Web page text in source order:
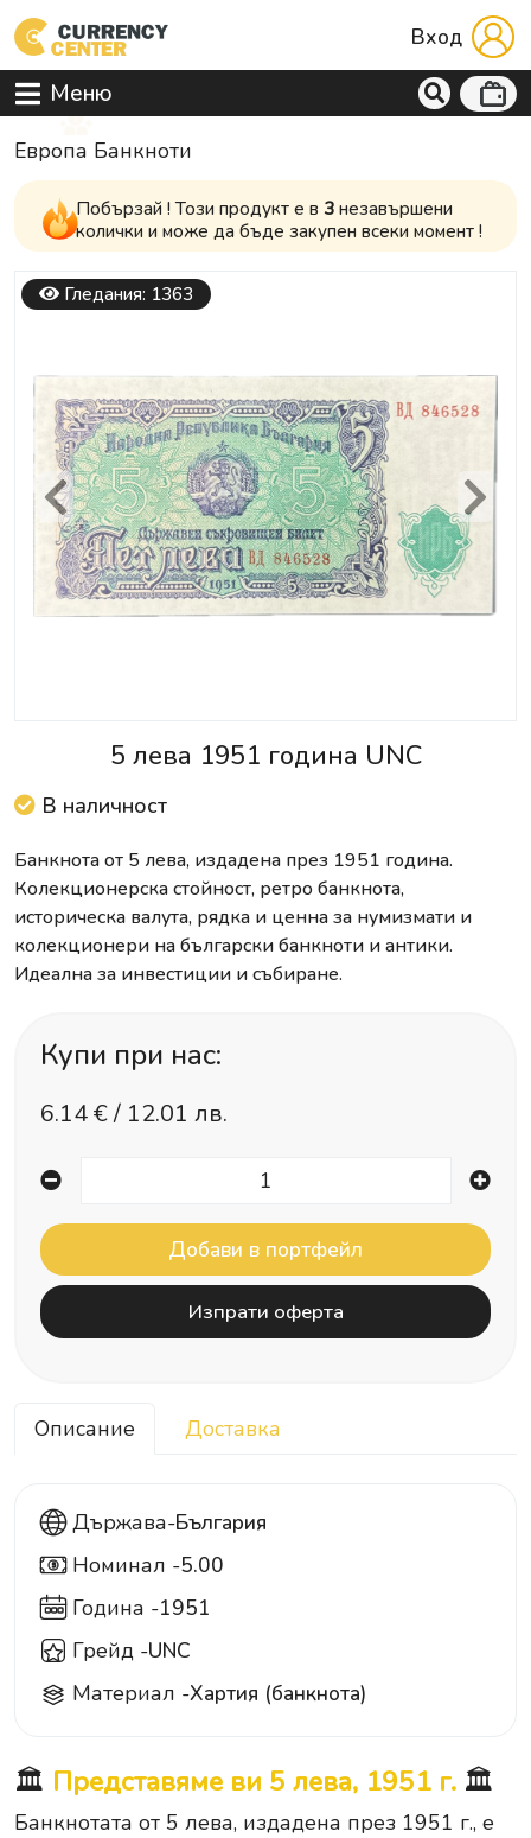
Вход
Меню
Европа Банкноти
Побързай ! Този продукт е в 3 незавършени
колички и може да бъде закупен всеки момент !
Гледания: 1363
Previous Next
5 лева 1951 година UNC
В наличност
Банкнота от 5 лева, издадена през 1951 година.
Колекционерска стойност, ретро банкнота,
историческа валута, рядка и ценна за нумизмати и
колекционери на български банкноти и антики.
Идеална за инвестиции и събиране.
Купи при нас:
6.14€ / 12.01 лв.
Изпрати оферта
Описание Доставка
Държава-България
5 Номинал -5.00
Година -1951
Грейд -UNC
Материал -Хартия (банкнота)
🏛️ Представяме ви 5 лева, 1951 г. 🏛️
Банкнотата от 5 лева, издадена през 1951 г., е